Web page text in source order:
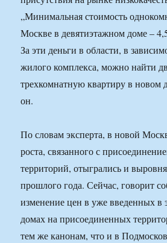
„Минимальная стоимость
Москве в девятиэтажном доме –
За эти деньги в области, в
жилого комплекса, можно найти
трехкомнатную квартиру в новом
он.
По словам эксперта, в новой
роста, связанного с
территорий, отыгрались и
прошлого года. Сейчас, говорит
изменение цен в уже введенных в
домах на присоединенных
тем же канонам, что и в